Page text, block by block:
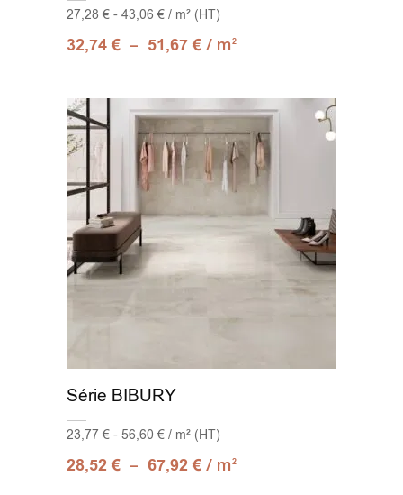
27,28 € - 43,06 € / m² (HT)
32,74€ – 51,67€ / m2
Série BIBURY
23,77 € - 56,60 € / m² (HT)
28,52€ – 67,92€ / m2